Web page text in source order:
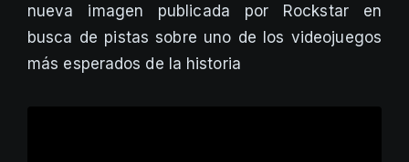
nueva imagen publicada por Rockstar en
busca de pistas sobre uno de los videojuegos
más esperados de la historia